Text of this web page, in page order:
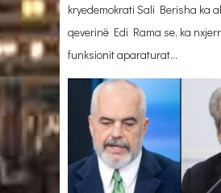
kryedemokrati Sali Berisha ka
qeverinë Edi Rama se, ka
funksionit aparaturat…